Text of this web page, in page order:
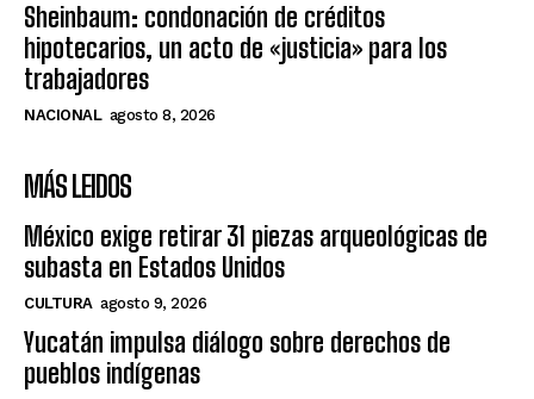
Sheinbaum: condonación de créditos
hipotecarios, un acto de «justicia» para los
trabajadores
NACIONAL agosto 8, 2026
MÁS LEIDOS
México exige retirar 31 piezas arqueológicas de
subasta en Estados Unidos
CULTURA agosto 9, 2026
Yucatán impulsa diálogo sobre derechos de
pueblos indígenas